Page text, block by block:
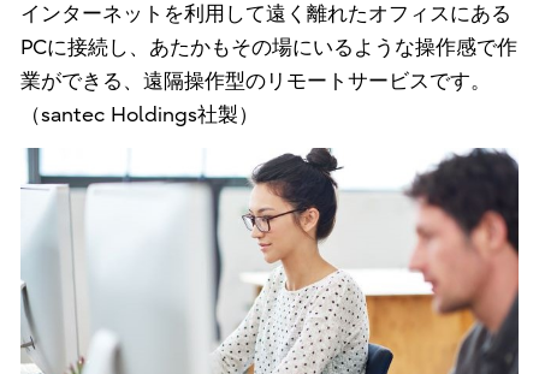
インターネットを利用して遠く離れたオフィスにある
PCに接続し、あたかもその場にいるような操作感で作
業ができる、遠隔操作型のリモートサービスです。
（santec Holdings社製）